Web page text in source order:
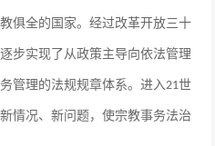
俱全的国家。经过改革开放三十
步实现了从政策主导向依法管理
管理的法规规章体系。进入21世
情况、新问题，使宗教事务法治